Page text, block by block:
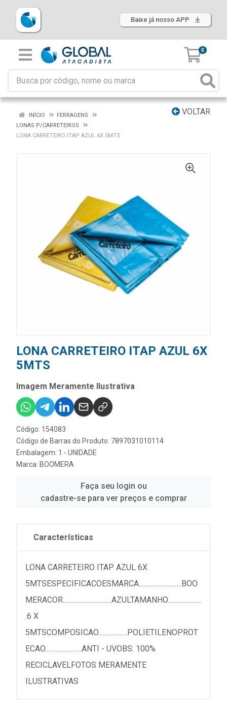
Baixe já nosso APP
0
VOLTAR
INÍCIO
FERRAGENS
LONAS P/CARRETEIROS
LONA CARRETEIRO ITAP AZUL 6X 5MTS
LONA CARRETEIRO ITAP AZUL 6X
5MTS
Imagem Meramente Ilustrativa
Código: 154083
Código de Barras do Produto: 7897031010114
Embalagem: 1 - UNIDADE
Marca: BOOMERA
Faça seu login ou
cadastre-se para ver preços e comprar
Características
LONA CARRETEIRO ITAP AZUL 6X
5MTSESPECIFICACOESMARCA............................BOO
MERACOR................................AZULTAMANHO......................
.6 X
5MTSCOMPOSICAO...................POLIETILENOPROT
ECAO........................ANTI - UVOBS: 100%
RECICLAVELFOTOS MERAMENTE
ILUSTRATIVAS